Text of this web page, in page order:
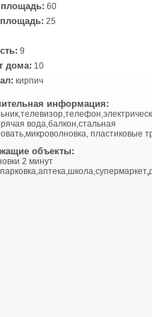
60
25
9
дома: 10
кирпич
информация:
вода,балкон,стальная
пластиковые
объекты:
2 минут